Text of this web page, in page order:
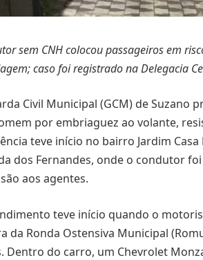
sem CNH colocou passageiros em
caso foi registrado na Delegacia
Civil Municipal (GCM) de
por embriaguez ao volante,
teve início no bairro Jardim
dos Fernandes, onde o condutor
aos agentes.
teve início quando o
da Ronda Ostensiva Municipal
Dentro do carro, um Chevrolet